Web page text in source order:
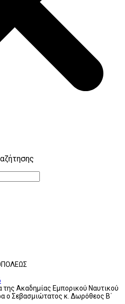
της Ακαδημίας Εμπορικού Ναυτικού
ο Σεβασμιώτατος κ. Δωρόθεος Β΄